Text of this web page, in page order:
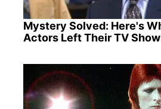
Mystery Solved: Here's
Actors Left Their TV